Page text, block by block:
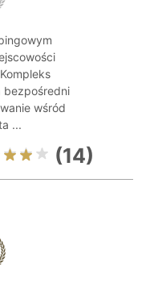
bezpośredni
wśród
...
(14)